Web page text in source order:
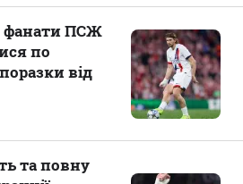
фанати ПСЖ
по
від
та повну